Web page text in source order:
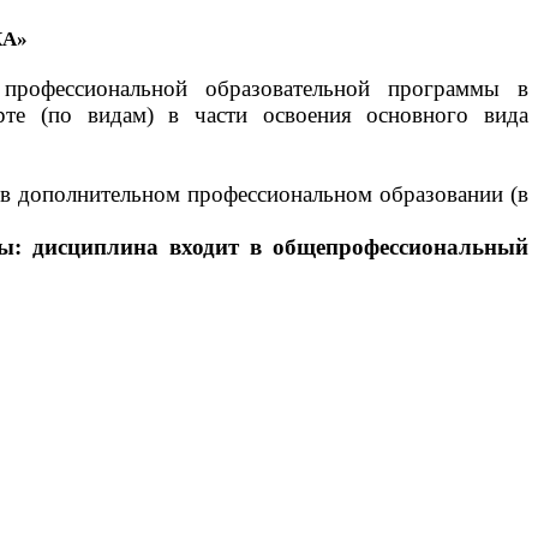
образовательной программы в
(по видам) в части освоения основного вида
профессиональном образовании (в
дисциплина входит в общепрофессиональный